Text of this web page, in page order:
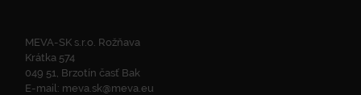
MEVA-SK s.r.o. Rožňava
Krátka 574
049 51, Brzotín časť Bak
E-mail: meva.sk@meva.eu